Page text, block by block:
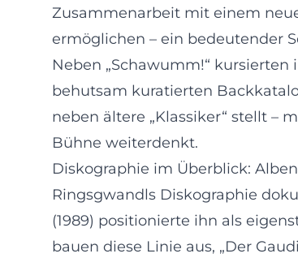
Zusammenarbeit mit einem
ermöglichen – ein bedeutender
Neben „Schawumm!“
behutsam kuratierten
neben ältere „Klassiker“ stellt –
Bühne weiterdenkt.
Diskographie im Überblick:
Ringsgwandls Diskographie
(1989) positionierte ihn als
bauen diese Linie aus, „Der